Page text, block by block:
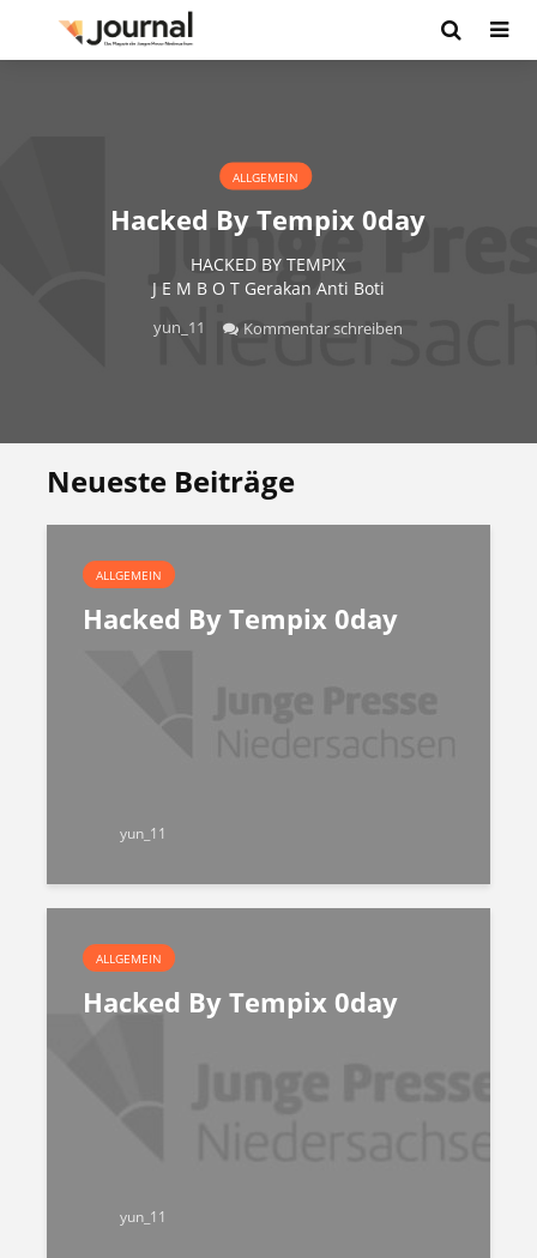
ALLGEMEIN
Hacked By Tempix 0day
HACKED BY TEMPIX
J E M B O T Gerakan Anti Boti
yun_11 Kommentar schreiben
Neueste Beiträge
ALLGEMEIN
Hacked By Tempix 0day
yun_11
ALLGEMEIN
Hacked By Tempix 0day
yun_11